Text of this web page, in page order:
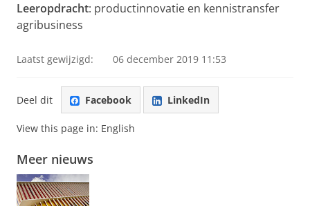
Leeropdracht: productinnovatie en kennistransfer
agribusiness
Laatst gewijzigd: 06 december 2019 11:53
Deel dit Facebook LinkedIn
View this page in: English
Meer nieuws